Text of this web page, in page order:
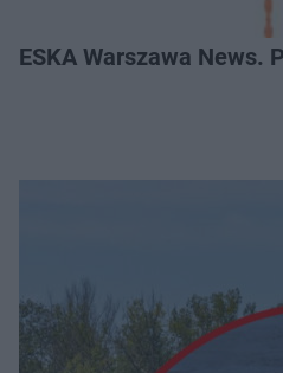
ESKA Warszawa News.